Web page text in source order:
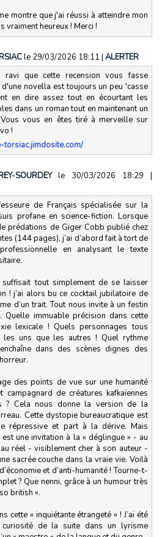
montre que j'ai réussi à atteindre mon
vraiment heureux ! Merci !
le 29/03/2026 18:11 | ALERTER
ravi que cette recension vous fasse
novella est toujours un peu 'casse
en dire assez tout en écourtant les
dans un roman tout en maintenant un
vous en êtes tiré à merveille sur
!
torsiac.jimdosite.com/
SOURDEYle 30/03/2026 18:29|
de Français spécialisée sur la
profane en science-fiction. Lorsque
prédations de Giger Cobb publié chez
(144 pages), j’ai d’abord fait à tort de
en analysant le texte
tout simplement de se laisser
! j’ai alors bu ce cocktail jubilatoire de
d’un trait. Tout nous invite à un festin
Quelle immuable précision dans cette
lexicale ! Quels personnages tous
les uns que les autres ! Quel rythme
dans des scènes dignes des
des points de vue sur une humanité
campagnard de créatures kafkaïennes
? Cela nous donne la version de la
Cette dystopie bureaucratique est
répressive et part à la dérive. Mais
une invitation à la « déglingue » - au
réel - visiblement cher à son auteur -
sacrée couche dans la vraie vie. Voilà
et d’anti-humanité ! Tourne-t-
? Que nenni, grâce à un humour très
british ».
cette « inquiétante étrangeté » ! J’ai été
de la suite dans un lyrisme